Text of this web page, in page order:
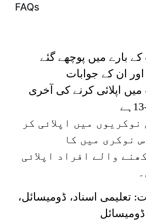
FAQs
بارے میں پوچھے گئے
ان کے جوابات
اپلائی کرنے کی آخری
ہے
نوکریوں میں اپلائی کر
نوکری میں کا
والے افراد اپلائی
تعلیمی اسناد، ڈومیسائل،